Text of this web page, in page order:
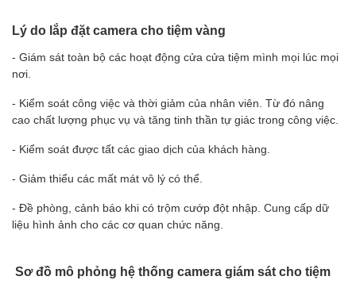
Lý do lắp đặt camera cho tiệm vàng
- Giám sát toàn bộ các hoạt động cửa cửa tiệm mình mọi lúc mọi
nơi.
- Kiểm soát công việc và thời giảm của nhân viên. Từ đó nâng
cao chất lượng phục vụ và tăng tinh thần tự giác trong công việc.
- Kiểm soát được tất các giao dịch của khách hàng.
- Giảm thiểu các mất mát vô lý có thể.
- Đề phòng, cảnh báo khi có trộm cướp đột nhập. Cung cấp dữ
liệu hình ảnh cho các cơ quan chức năng.
Sơ đồ mô phỏng hệ thống camera giám sát cho tiệm